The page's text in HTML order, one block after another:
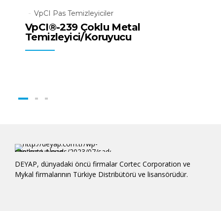
VpCI Pas Temizleyiciler
VpCI®-239 Çoklu Metal
Temizleyici/Koruyucu
DEYAP, dünyadaki öncü firmalar Cortec Corporation ve
Mykal firmalarının Türkiye Distribütörü ve lisansörüdür.